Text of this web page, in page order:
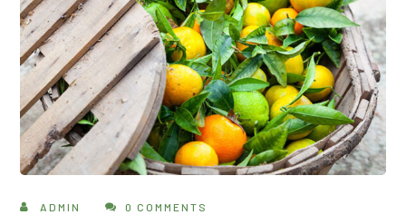
ADMIN 0 COMMENTS